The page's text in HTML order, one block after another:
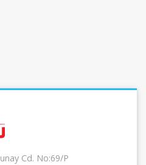
Cd. No:69/P